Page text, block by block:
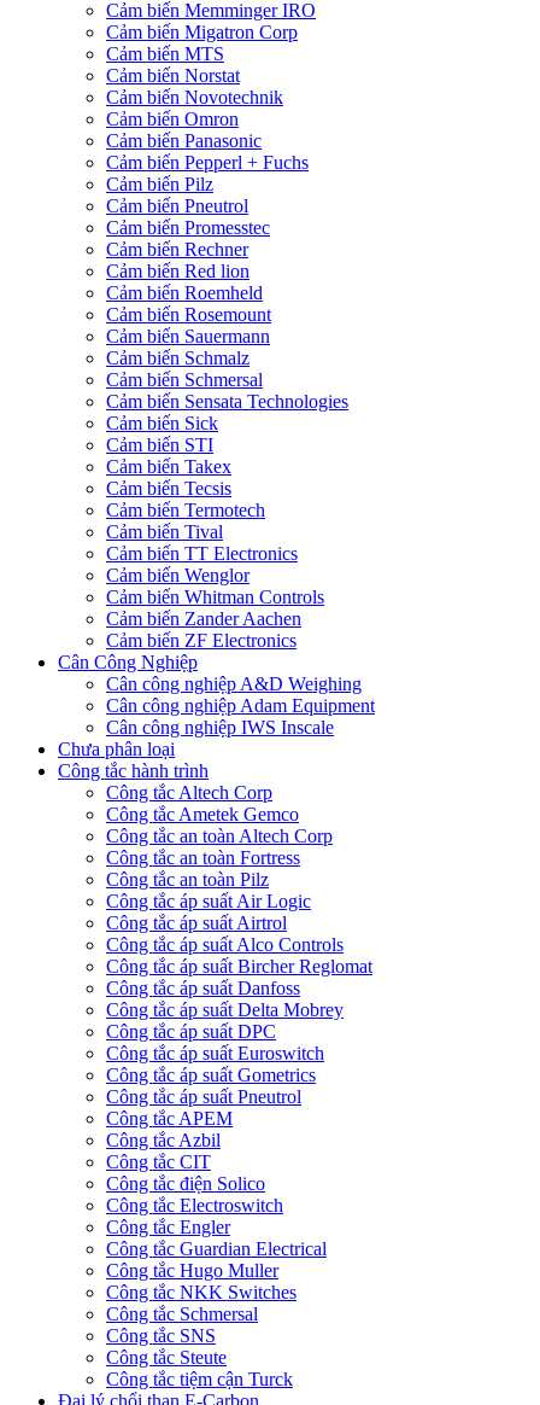
Cảm biến Memminger IRO
Cảm biến Migatron Corp
Cảm biến MTS
Cảm biến Norstat
Cảm biến Novotechnik
Cảm biến Omron
Cảm biến Panasonic
Cảm biến Pepperl + Fuchs
Cảm biến Pilz
Cảm biến Pneutrol
Cảm biến Promesstec
Cảm biến Rechner
Cảm biến Red lion
Cảm biến Roemheld
Cảm biến Rosemount
Cảm biến Sauermann
Cảm biến Schmalz
Cảm biến Schmersal
Cảm biến Sensata Technologies
Cảm biến Sick
Cảm biến STI
Cảm biến Takex
Cảm biến Tecsis
Cảm biến Termotech
Cảm biến Tival
Cảm biến TT Electronics
Cảm biến Wenglor
Cảm biến Whitman Controls
Cảm biến Zander Aachen
Cảm biến ZF Electronics
Cân Công Nghiệp
Cân công nghiệp A&D Weighing
Cân công nghiệp Adam Equipment
Cân công nghiệp IWS Inscale
Chưa phân loại
Công tắc hành trình
Công tắc Altech Corp
Công tắc Ametek Gemco
Công tắc an toàn Altech Corp
Công tắc an toàn Fortress
Công tắc an toàn Pilz
Công tắc áp suất Air Logic
Công tắc áp suất Airtrol
Công tắc áp suất Alco Controls
Công tắc áp suất Bircher Reglomat
Công tắc áp suất Danfoss
Công tắc áp suất Delta Mobrey
Công tắc áp suất DPC
Công tắc áp suất Euroswitch
Công tắc áp suất Gometrics
Công tắc áp suất Pneutrol
Công tắc APEM
Công tắc Azbil
Công tắc CIT
Công tắc điện Solico
Công tắc Electroswitch
Công tắc Engler
Công tắc Guardian Electrical
Công tắc Hugo Muller
Công tắc NKK Switches
Công tắc Schmersal
Công tắc SNS
Công tắc Steute
Công tắc tiệm cận Turck
Đại lý chổi than E-Carbon